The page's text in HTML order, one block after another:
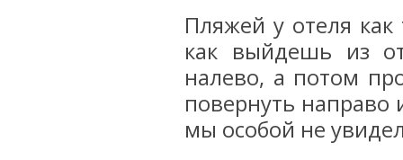
Пляжей у отеля
как выйдешь из
налево, а потом
повернуть
мы особой не